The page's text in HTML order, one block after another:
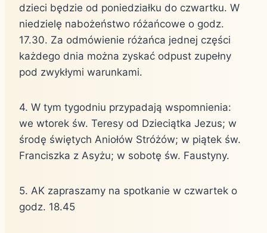
dzieci będzie od poniedziałku do czwartku. W
niedzielę nabożeństwo różańcowe o godz.
17.30. Za odmówienie różańca jednej części
każdego dnia można zyskać odpust zupełny
pod zwykłymi warunkami.
4. W tym tygodniu przypadają wspomnienia:
we wtorek św. Teresy od Dzieciątka Jezus; w
środę świętych Aniołów Stróżów; w piątek św.
Franciszka z Asyżu; w sobotę św. Faustyny.
5. AK zapraszamy na spotkanie w czwartek o
godz. 18.45